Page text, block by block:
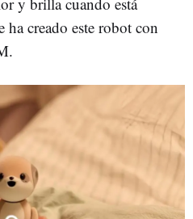
ha creado este robot con